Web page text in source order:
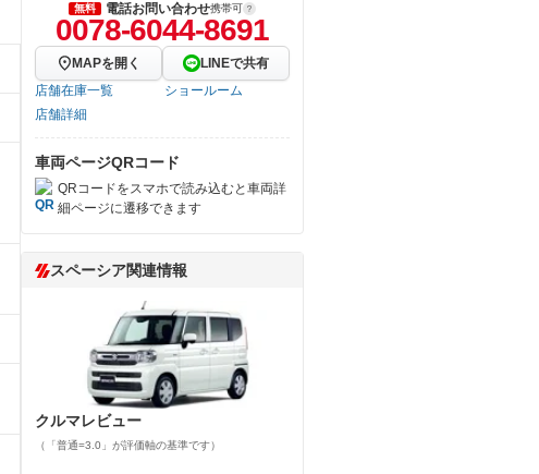
無料 電話お問い合わせ携帯可
0078-6044-8691
MAPを開く
LINEで共有
店舗在庫一覧
ショールーム
店舗詳細
車両ページQRコード
QRコードをスマホで読み込むと車両詳
細ページに遷移できます
スペーシア関連情報
クルマレビュー
（「普通=3.0」が評価軸の基準です）